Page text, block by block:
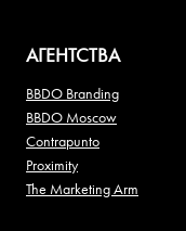
АГЕНТСТВА
BBDO Branding
BBDO Moscow
Contrapunto
Proximity
The Marketing Arm